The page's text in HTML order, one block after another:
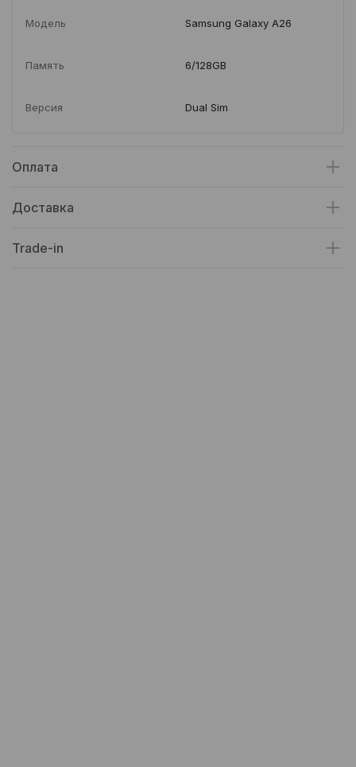
Модель Samsung Galaxy A26
Память 6/128GB
Версия Dual Sim
Оплата
Доставка
Trade-in